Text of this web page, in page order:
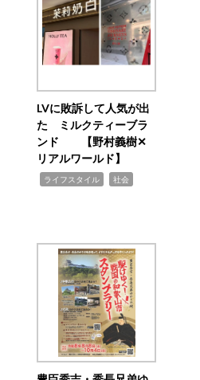
LVに敗訴して人気が出
た ミルクティーブラ
ンド 【野村義樹✕
リアルワールド】
ライフスタイル 社会